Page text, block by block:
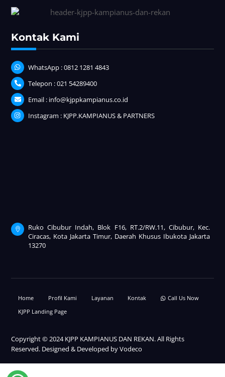
Kontak Kami
WhatsApp : 0812 1281 4843
Telepon : 021 54289400
Email : info@kjppkampianus.co.id
Instagram : KJPP.KAMPIANUS & PARTNERS
Ruko Cibubur Indah, Blok F16, RT.2/RW.11, Cibubur, Kec.
Ciracas, Kota Jakarta Timur, Daerah Khusus Ibukota Jakarta
13270
Home Profil Kami Layanan Kontak
Call Us Now
KJPP Landing Page
Copyright © 2024 KJPP KAMPIANUS DAN REKAN. All Rights
Reserved. Designed & Developed byVodeco